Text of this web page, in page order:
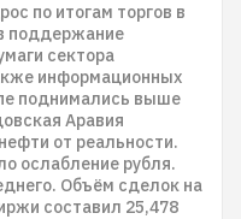
по итогам торгов в
поддержание
сектора
информационных
поднимались выше
Аравия
от реальности.
ослабление рубля.
Объём сделок на
составил 25,478